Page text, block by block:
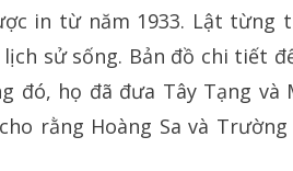
in từ năm 1933. Lật từng
sử sống. Bản đồ chi tiết
đó, họ đã đưa Tây Tạng và
rằng Hoàng Sa và Trường